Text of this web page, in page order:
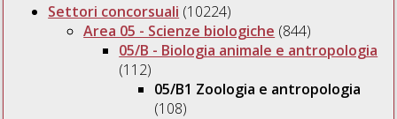
Settori concorsuali (10224)
Area 05 - Scienze biologiche (844)
05/B - Biologia animale e antropologia
(112)
05/B1 Zoologia e antropologia
(108)